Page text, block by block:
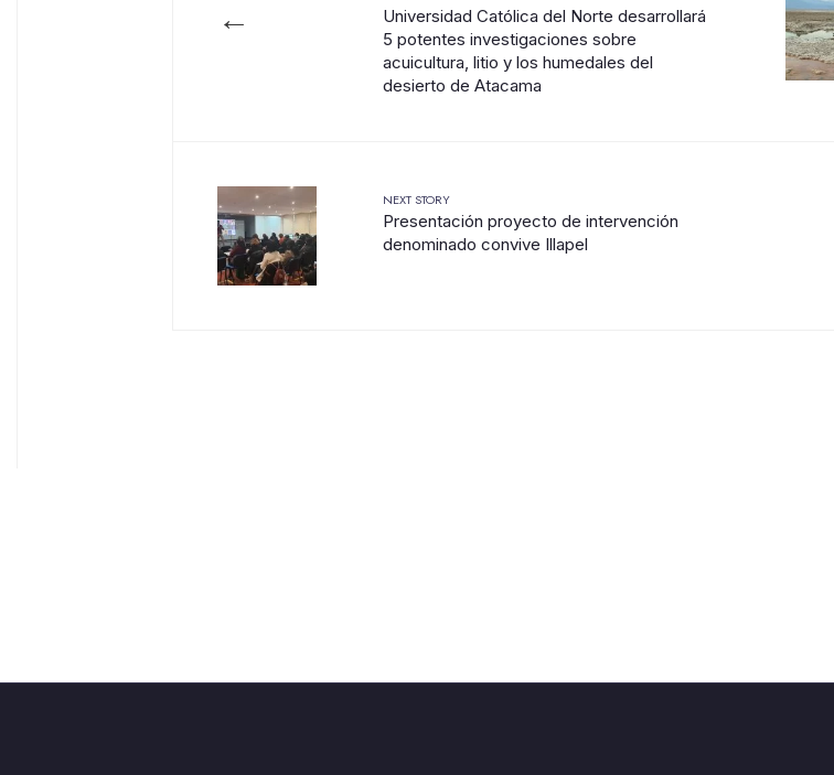
←
Universidad Católica del Norte desarrollará
5 potentes investigaciones sobre
acuicultura, litio y los humedales del
desierto de Atacama
NEXT STORY
Presentación proyecto de intervención
denominado convive Illapel